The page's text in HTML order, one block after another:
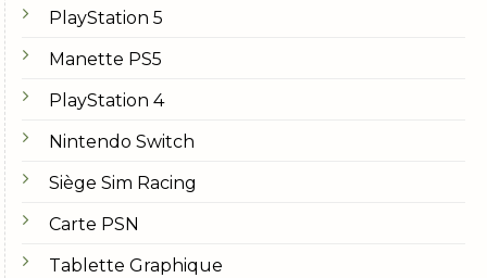
PlayStation 5
Manette PS5
PlayStation 4
Nintendo Switch
Siège Sim Racing
Carte PSN
Tablette Graphique